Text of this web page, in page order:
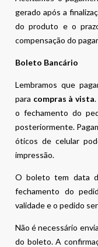
gerado após a
do produto e o
compensação do
Boleto Bancário
Lembramos que
para compras à vista
o fechamento do
posteriormente.
óticos de celular
impressão.
O boleto tem data
fechamento do
validade e o pedido
Não é necessário
do boleto. A